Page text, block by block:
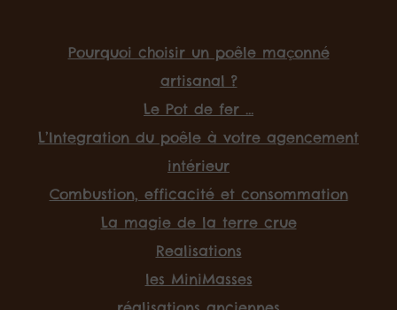
Pourquoi choisir un poêle maçonné
artisanal ?
Le Pot de fer …
L’Integration du poêle à votre agencement
intérieur
Combustion, efficacité et consommation
La magie de la terre crue
Realisations
les MiniMasses